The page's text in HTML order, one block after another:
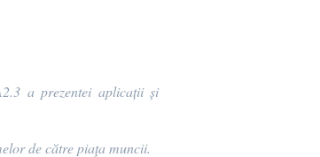
a prezentei aplicații și
de către piaţamuncii.